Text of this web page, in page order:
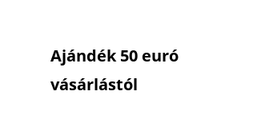
Ajándék 50 euró
vásárlástól